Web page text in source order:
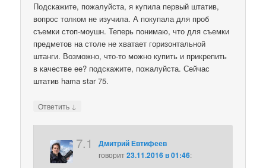
Подскажите, пожалуйста, я купила первый штатив,
вопрос толком не изучила. А покупала для проб
съемки стоп-моушн. Теперь понимаю, что для съемки
предметов на столе не хватает горизонтальной
штанги. Возможно, что-то можно купить и прикрепить
в качестве ее? подскажите, пожалуйста. Сейчас
штатив hama star 75.
Ответить ↓
7.1 Дмитрий Евтифеев
говорит 23.11.2016 в 01:46: